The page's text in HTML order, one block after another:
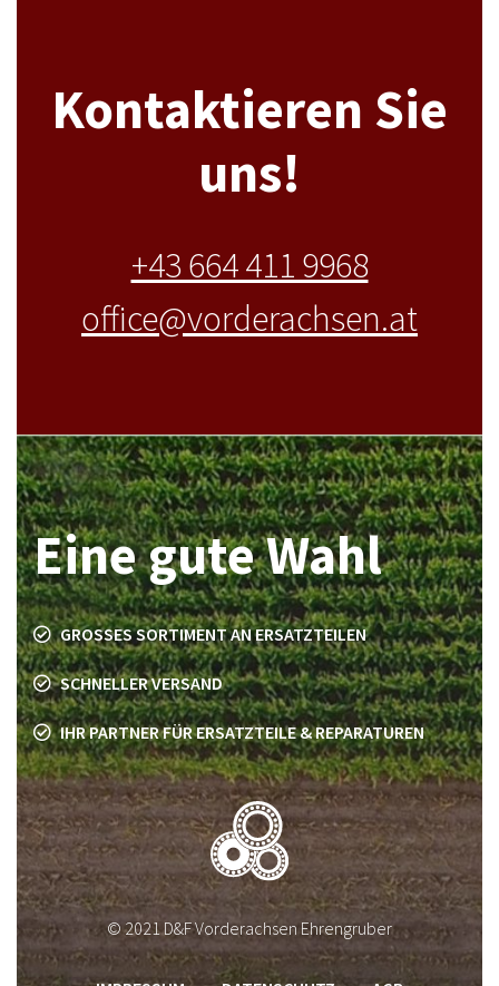
Kontaktieren Sie
uns!
+43 664 411 9968
office@vorderachsen.at
Eine gute Wahl
GROSSES SORTIMENT AN ERSATZTEILEN
SCHNELLER VERSAND
IHR PARTNER FÜR ERSATZTEILE & REPARATUREN
© 2021 D&F Vorderachsen Ehrengruber